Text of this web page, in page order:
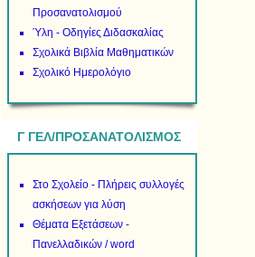
Προσανατολισμού
Ύλη - Οδηγίες Διδασκαλίας
Σχολικά Βιβλία Μαθηματικών
Σχολικό Ημερολόγιο
Γ ΓΕΛ/ΠΡΟΣΑΝΑΤΟΛΙΣΜΟΣ
Στο Σχολείο - Πλήρεις συλλογές
ασκήσεων για λύση
Θέματα Εξετάσεων -
Πανελλαδικών / word